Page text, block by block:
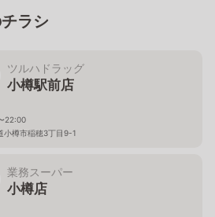
ラシ
ツルハドラッグ
小樽駅前店
22:00
小樽市稲穂3丁目9-1
業務スーパー
小樽店